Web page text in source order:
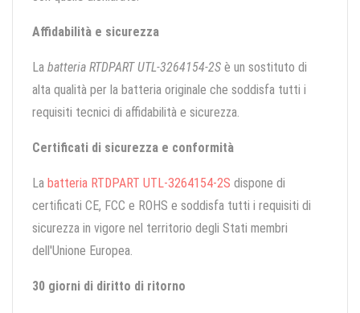
Affidabilità e sicurezza
La batteria RTDPART UTL-3264154-2S è un sostituto di
alta qualità per la batteria originale che soddisfa tutti i
requisiti tecnici di affidabilità e sicurezza.
Certificati di sicurezza e conformità
La batteria RTDPART UTL-3264154-2S dispone di
certificati CE, FCC e ROHS e soddisfa tutti i requisiti di
sicurezza in vigore nel territorio degli Stati membri
dell'Unione Europea.
30 giorni di diritto di ritorno